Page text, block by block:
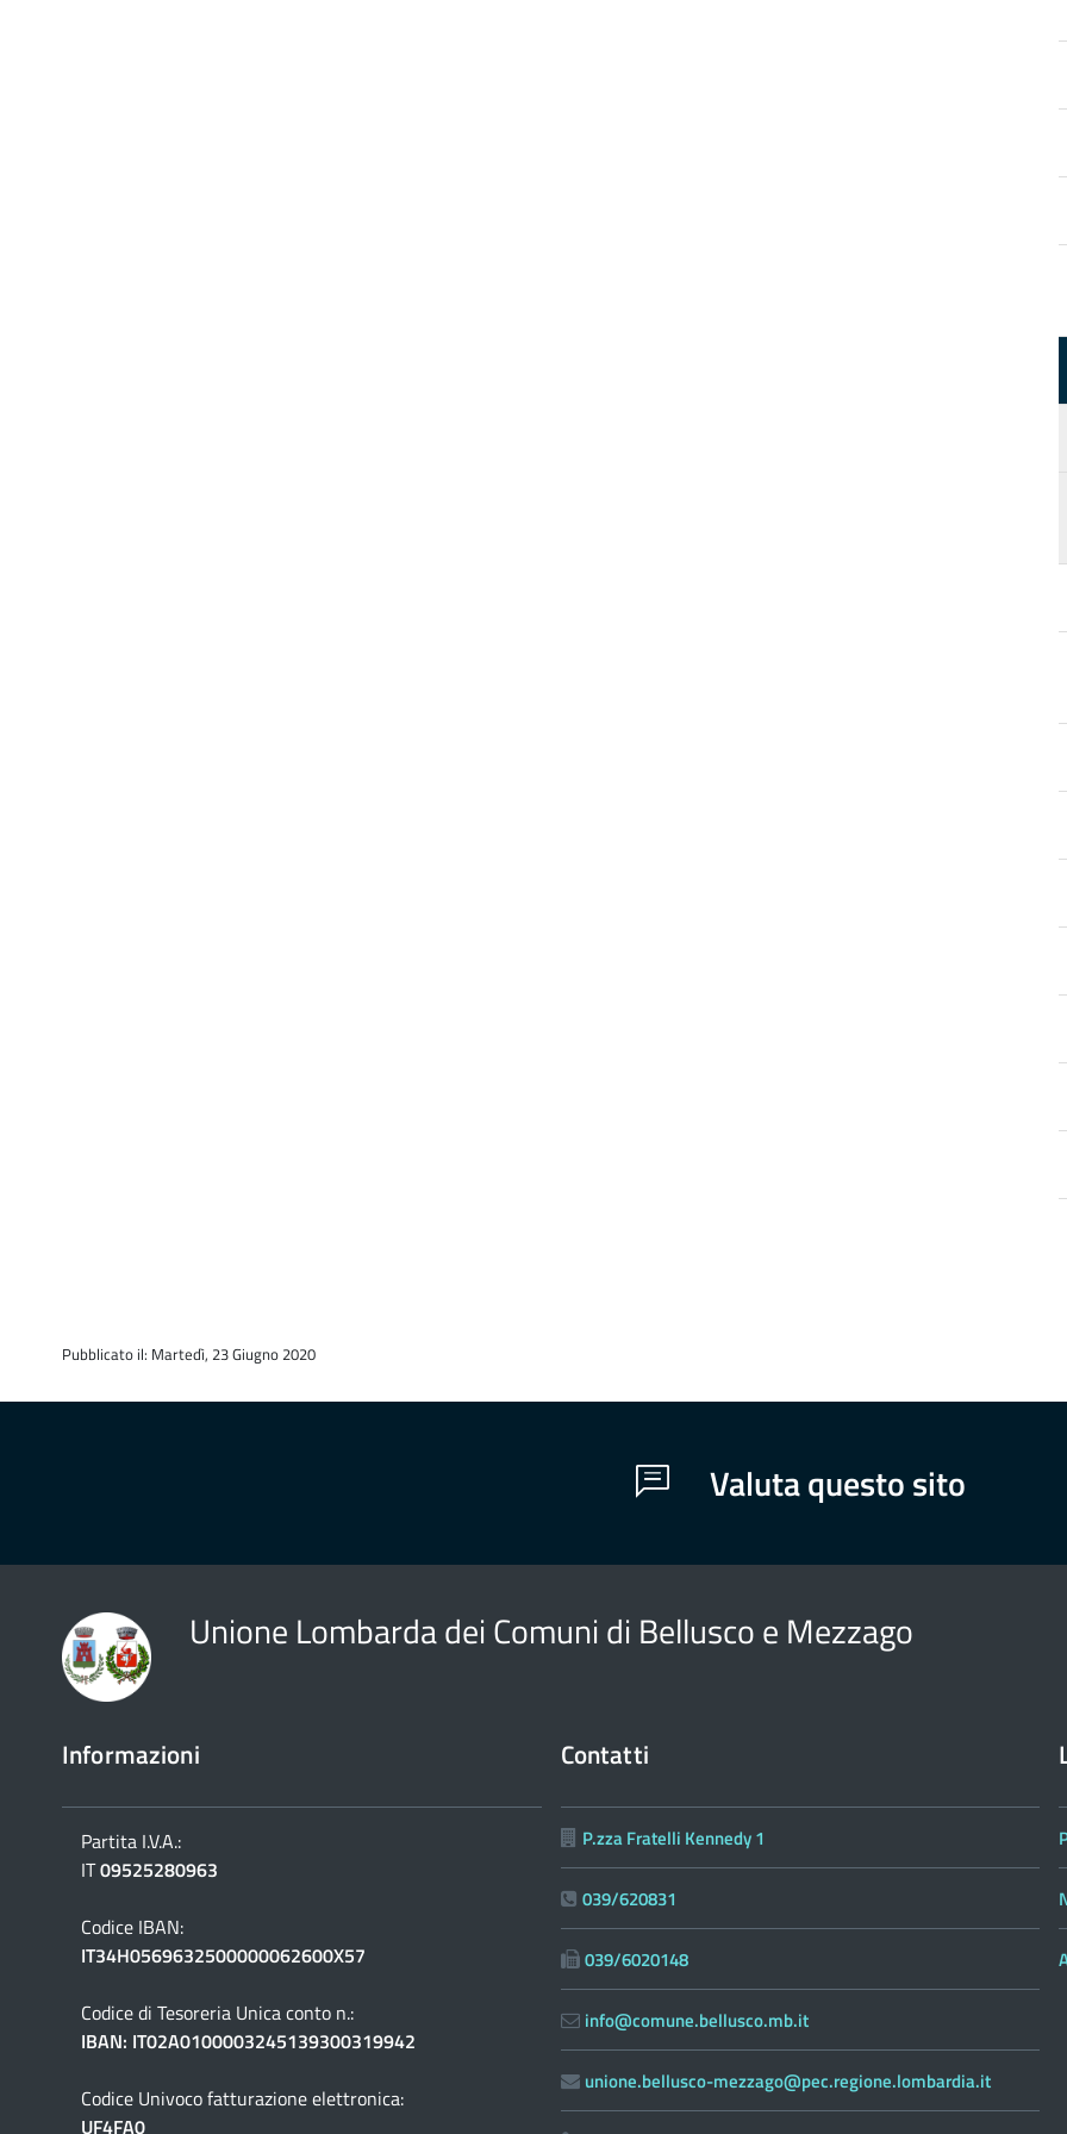
Pubblicato il: Martedì, 23 Giugno 2020
Valuta questo sito
Unione Lombarda dei Comuni di Bellusco e Mezzago
Informazioni
Partita I.V.A.:
IT09525280963
Codice IBAN:
IT34H0569632500000062600X57
Codice di Tesoreria Unica conto n.:
IBAN: IT02A0100003245139300319942
Codice Univoco fatturazione elettronica:
UF4FA0
Contatti
P.zza Fratelli Kennedy 1
039/620831
039/6020148
info@comune.bellusco.mb.it
unione.bellusco-mezzago@pec.regione.lombardia.it